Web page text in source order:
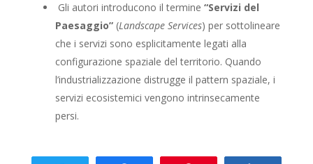
Gli autori introducono il termine “Servizi del
Paesaggio”(Landscape Services) per sottolineare
che i servizi sono esplicitamente legati alla
configurazione spaziale del territorio. Quando
l’industrializzazione distrugge il pattern spaziale, i
servizi ecosistemici vengono intrinsecamente
persi.